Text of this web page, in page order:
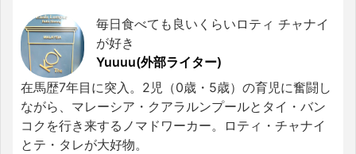
毎日食べても良いくらいロティ チャナイ
が好き
Yuuuu(外部ライター)
在馬歴7年目に突入。2児（0歳・5歳）の育児に奮闘し
ながら、マレーシア・クアラルンプールとタイ・バン
コクを行き来するノマドワーカー。ロティ・チャナイ
とテ・タレが大好物。